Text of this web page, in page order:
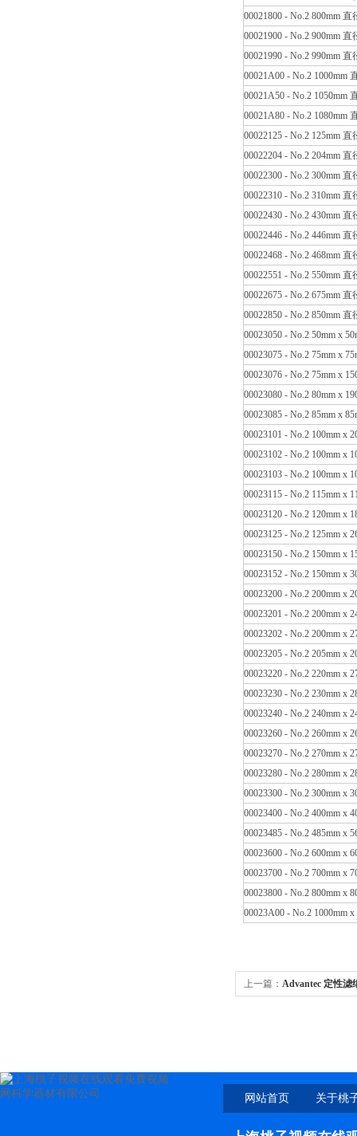
00021800 - No.2 800mm 直
00021900 - No.2 900mm 直
00021990 - No.2 990mm 直
00021A00 - No.2 1000mm
00021A50 - No.2 1050mm
00021A80 - No.2 1080mm
00022125 - No.2 125mm
00022204 - No.2 204mm
00022300 - No.2 300mm
00022310 - No.2 310mm
00022430 - No.2 430mm
00022446 - No.2 446mm
00022468 - No.2 468mm
00022551 - No.2 550mm
00022675 - No.2 675mm
00022850 - No.2 850mm
00023050 - No.2 50mm x
00023075 - No.2 75mm x
00023076 - No.2 75mm x
00023080 - No.2 80mm x
00023085 - No.2 85mm x
00023101 - No.2 100mm x
00023102 - No.2 100mm x
00023103 - No.2 100mm x
00023115 - No.2 115mm x
00023120 - No.2 120mm x
00023125 - No.2 125mm x
00023150 - No.2 150mm x
00023152 - No.2 150mm x
00023200 - No.2 200mm x
00023201 - No.2 200mm x
00023202 - No.2 200mm x
00023205 - No.2 205mm x
00023220 - No.2 220mm x
00023230 - No.2 230mm x
00023240 - No.2 240mm x
00023260 - No.2 260mm x
00023270 - No.2 270mm x
00023280 - No.2 280mm x
00023300 - No.2 300mm x
00023400 - No.2 400mm x
00023485 - No.2 485mm x
00023600 - No.2 600mm x
00023700 - No.2 700mm x
00023800 - No.2 800mm x
00023A00 - No.2 1000mm
上一篇： Advantec 定性滤
网站首页 关于桃
线观看